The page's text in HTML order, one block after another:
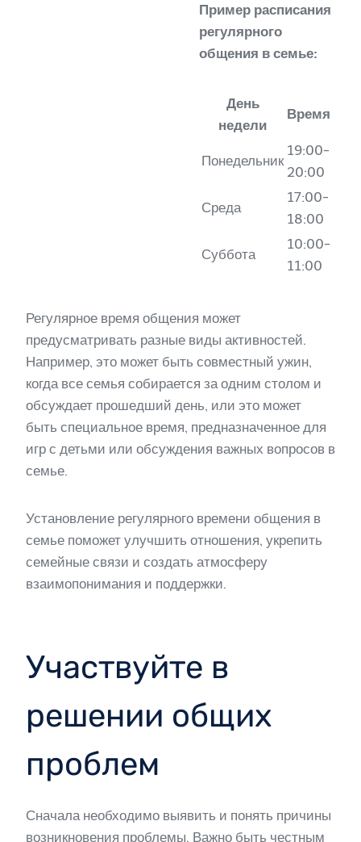
Пример расписания
регулярного
общения в семье:
День
недели
Время
Понедельник
19:00-
20:00
Среда
17:00-
18:00
Суббота
10:00-
11:00
Регулярное время общения может
предусматривать разные виды активностей.
Например, это может быть совместный ужин,
когда все семья собирается за одним столом и
обсуждает прошедший день, или это может
быть специальное время, предназначенное для
игр с детьми или обсуждения важных вопросов в
семье.
Установление регулярного времени общения в
семье поможет улучшить отношения, укрепить
семейные связи и создать атмосферу
взаимопонимания и поддержки.
Участвуйте в
решении общих
проблем
Сначала необходимо выявить и понять причины
возникновения проблемы. Важно быть честным